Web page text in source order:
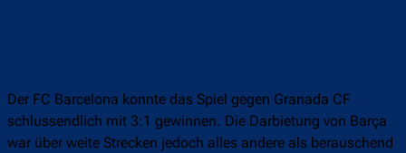
Der FC Barcelona konnte das Spiel gegen Granada CF
schlussendlich mit 3:1 gewinnen. Die Darbietung von Barça
war über weite Strecken jedoch alles andere als berauschend